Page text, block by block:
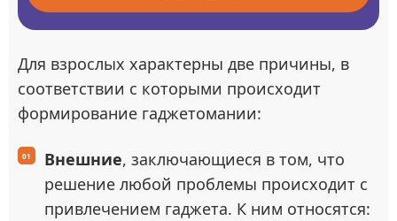
Для взрослых характерны две причины, в
соответствии с которыми происходит
формирование гаджетомании:
Внешние, заключающиеся в том, что
решение любой проблемы происходит с
привлечением гаджета. К ним относятся: